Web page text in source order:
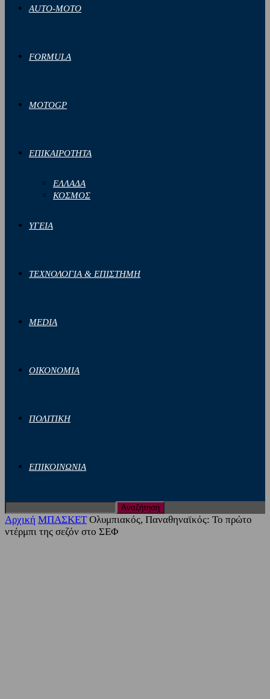
AUTO-MOTO
FORMULA
MOTOGP
ΕΠΙΚΑΙΡΟΤΗΤΑ
ΕΛΛΑΔΑ
ΚΟΣΜΟΣ
ΥΓΕΙΑ
ΤΕΧΝΟΛΟΓΙΑ & ΕΠΙΣΤΗΜΗ
MEDIA
ΟΙΚΟΝΟΜΙΑ
ΠΟΛΙΤΙΚΗ
ΕΠΙΚΟΙΝΩΝΙΑ
Αρχική ΜΠΑΣΚΕΤ Ολυμπιακός, Παναθηναϊκός: Το πρώτο
ντέρμπι της σεζόν στο ΣΕΦ